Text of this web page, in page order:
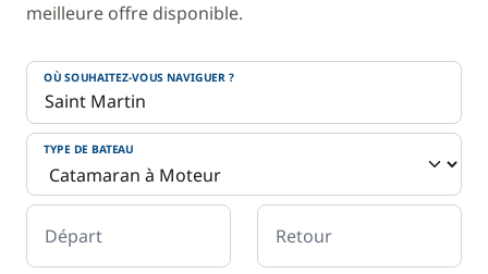
meilleure offre disponible.
OÙ SOUHAITEZ-VOUS NAVIGUER ?
TYPE DE BATEAU
Départ Retour